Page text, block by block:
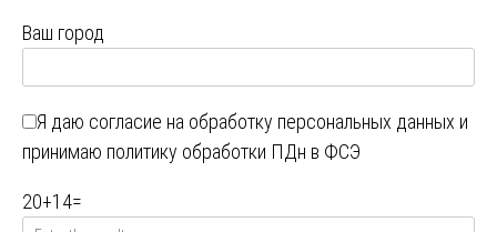
Ваш город
Я даю согласие на обработку персональных данных и
принимаю политику обработки ПДн в ФСЭ
20+14=